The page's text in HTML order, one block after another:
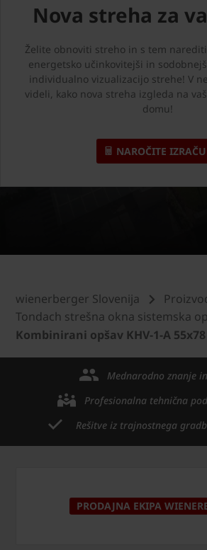
Nova streha za
Želite obnoviti streho in s tem narediti
energetsko učinkovitejši in
individualno vizualizacijo strehe! V
videli, kako nova streha izgleda na
domu!
NAROČITE
wienerberger Slovenija
Tondach strešna okna sistemska
Kombinirani opšav KHV-1-A
Mednarodno znanje
Profesionalna tehnična
Rešitve iz trajnostnega
PRODAJNA EKIPA